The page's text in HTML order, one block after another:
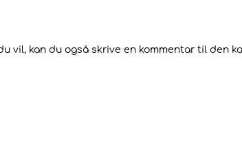
vil, kan du også skrive en kommentar til den